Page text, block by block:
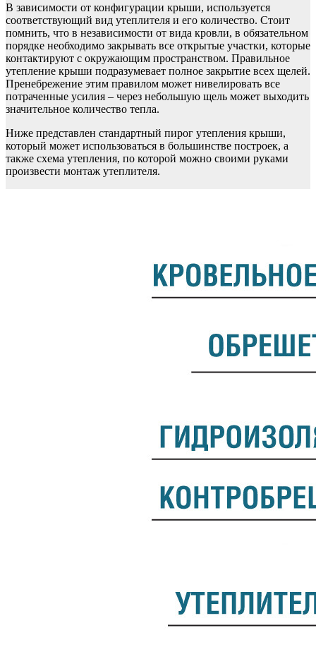
В зависимости от конфигурации крыши, используется
соответствующий вид утеплителя и его количество. Стоит
помнить, что в независимости от вида кровли, в обязательном
порядке необходимо закрывать все открытые участки, которые
контактируют с окружающим пространством. Правильное
утепление крыши подразумевает полное закрытие всех щелей.
Пренебрежение этим правилом может нивелировать все
потраченные усилия – через небольшую щель может выходить
значительное количество тепла.
Ниже представлен стандартный пирог утепления крыши,
который может использоваться в большинстве построек, а
также схема утепления, по которой можно своими руками
произвести монтаж утеплителя.